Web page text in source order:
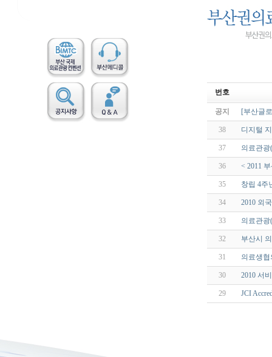
번호
공지 [부산글
38 디지털
37 의료관
36 < 2011
35 창립 4주
34 2010 외
33 의료관
32 부산시
31 의료생
30 2010 서
29 JCI